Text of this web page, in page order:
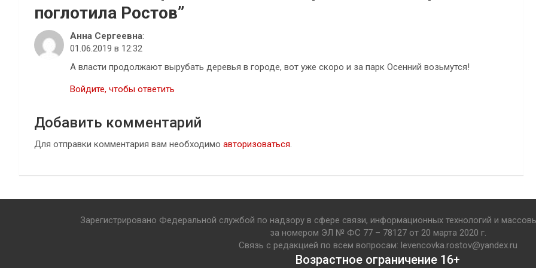
поглотила Ростов”
Анна Сергеевна:
01.06.2019 в 12:32
А власти продолжают вырубать деревья в городе, вот уже скоро и за парк Осенний возьмутся!
Войдите, чтобы ответить
Добавить комментарий
Для отправки комментария вам необходимо авторизоваться.
Зарегистрировано Федеральной службой по надзору в сфере связи, информационных технологий и
за номером ЭЛ № ФС 77 – 78127 от 20 марта 2020 г.
Связь с редакцией по всем вопросам: levencovka.rostov@yandex.ru
Возрастное ограничение 16+